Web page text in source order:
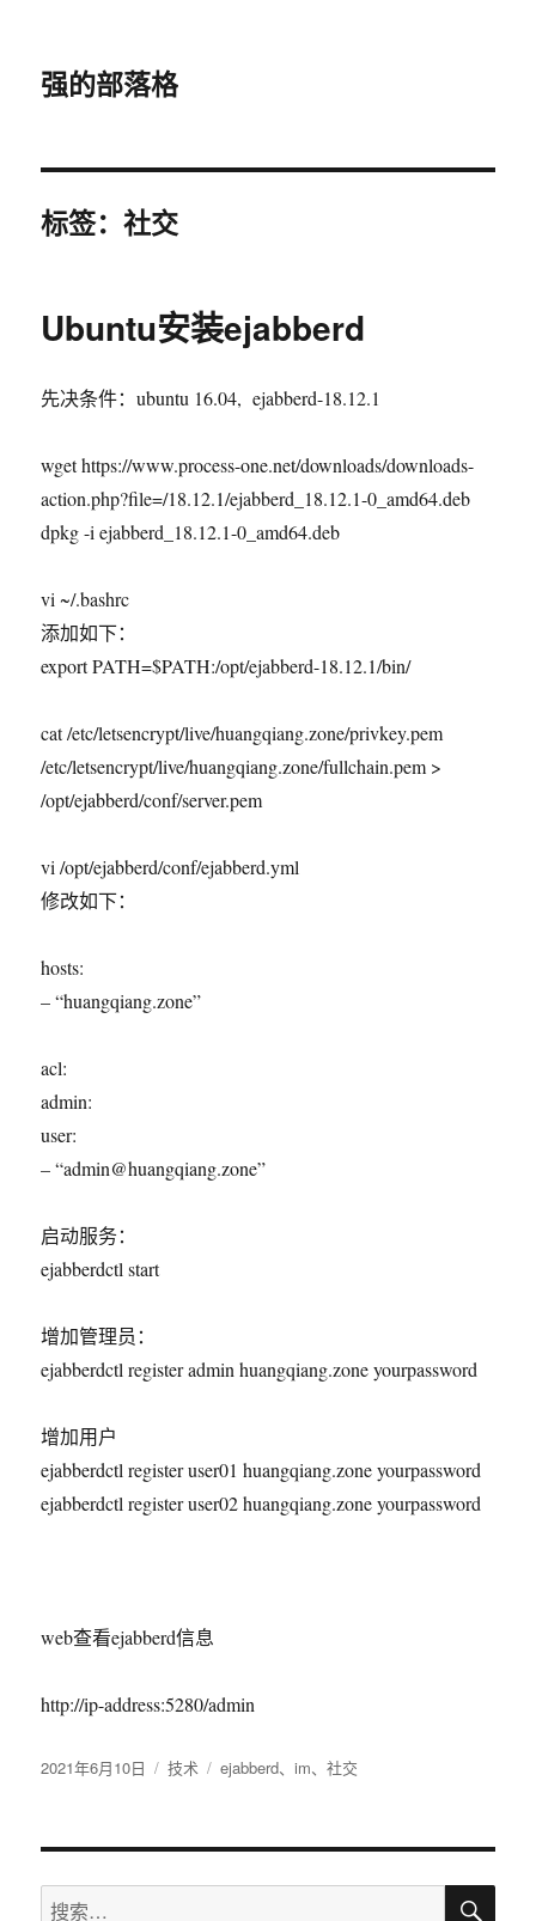
强的部落格
标签：社交
Ubuntu安装ejabberd
先决条件：ubuntu 16.04, ejabberd-18.12.1
wget https://www.process-one.net/downloads/downloads-
action.php?file=/18.12.1/ejabberd_18.12.1-0_amd64.deb
dpkg -i ejabberd_18.12.1-0_amd64.deb
vi ~/.bashrc
添加如下：
export PATH=$PATH:/opt/ejabberd-18.12.1/bin/
cat /etc/letsencrypt/live/huangqiang.zone/privkey.pem
/etc/letsencrypt/live/huangqiang.zone/fullchain.pem >
/opt/ejabberd/conf/server.pem
vi /opt/ejabberd/conf/ejabberd.yml
修改如下：
hosts:
– “huangqiang.zone”
acl:
admin:
user:
– “admin@huangqiang.zone”
启动服务：
ejabberdctl start
增加管理员：
ejabberdctl register admin huangqiang.zone yourpassword
增加用户
ejabberdctl register user01 huangqiang.zone yourpassword
ejabberdctl register user02 huangqiang.zone yourpassword
web查看ejabberd信息
http://ip-address:5280/admin
发
2021年6月10日
分
技术
标
ejabberd、im、社交
搜
搜